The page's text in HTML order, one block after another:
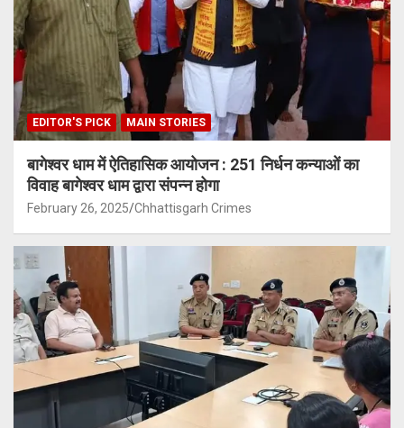
EDITOR'S PICK MAIN STORIES
बागेश्वर धाम में ऐतिहासिक आयोजन : 251 निर्धन कन्याओं का
विवाह बागेश्वर धाम द्वारा संपन्न होगा
February 26, 2025 Chhattisgarh Crimes